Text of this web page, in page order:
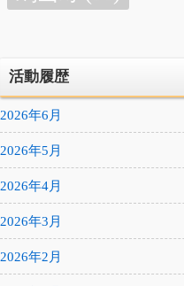
活動履歴
2026年6月
2026年5月
2026年4月
2026年3月
2026年2月